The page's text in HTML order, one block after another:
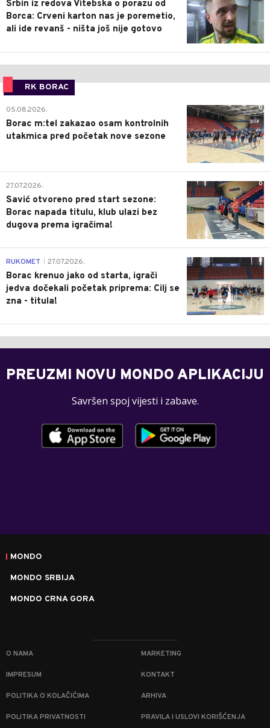
Srbin iz redova Vitebska o porazu od
Borca: Crveni karton nas je poremetio,
ali ide revanš - ništa još nije gotovo
RK BORAC
0
05.08.2026.
Borac m:tel zakazao osam kontrolnih
utakmica pred početak nove sezone
0
27.07.2026.
Savić otvoreno pred start sezone:
Borac napada titulu, klub ulazi bez
dugova prema igračima!
0
RUKOMET 27.07.2026.
Borac krenuo jako od starta, igrači
jedva dočekali početak priprema: Cilj se
zna - titula!
PREUZMI NOVU MONDO APLIKACIJU
Savršen spoj vijesti i zabave.
MONDO
MONDO SRBIJA
MONDO CRNA GORA
O NAMA MARKETING
IMPRESUM KONTAKT
POLITIKA O KOLAČIĆIMA ARHIVA
POLITIKA PRIVATNOSTI PRAVILA I USLOVI KORIŠĆENJA